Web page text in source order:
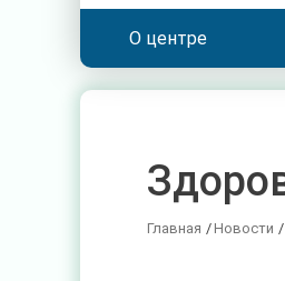
О центре
Главная /Новости /